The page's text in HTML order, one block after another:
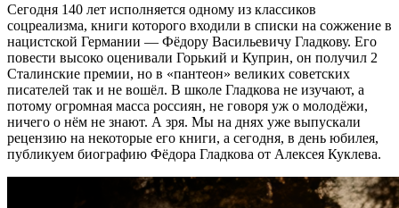
Сегодня 140 лет исполняется одному из классиков
соцреализма, книги которого входили в списки на сожжение в
нацистской Германии — Фёдору Васильевичу Гладкову. Его
повести высоко оценивали Горький и Куприн, он получил 2
Сталинские премии, но в «пантеон» великих советских
писателей так и не вошёл. В школе Гладкова не изучают, а
потому огромная масса россиян, не говоря уж о молодёжи,
ничего о нём не знают. А зря. Мы на днях уже выпускали
рецензию на некоторые его книги, а сегодня, в день юбилея,
публикуем биографию Фёдора Гладкова от Алексея Куклева.